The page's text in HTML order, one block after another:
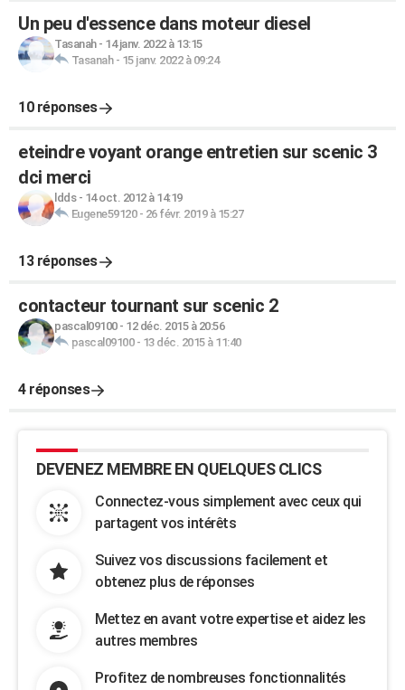
Un peu d'essence dans moteur diesel
Tasanah- 14 janv. 2022 à 13:15
Tasanah- 15 janv. 2022 à 09:24
10 réponses
eteindre voyant orange entretien sur scenic 3
dci merci
ldds- 14 oct. 2012 à 14:19
Eugene59120- 26 févr. 2019 à 15:27
13 réponses
contacteur tournant sur scenic 2
pascal09100- 12 déc. 2015 à 20:56
pascal09100- 13 déc. 2015 à 11:40
4 réponses
DEVENEZ MEMBRE EN QUELQUES CLICS
Connectez-vous simplement avec ceux qui
partagent vos intérêts
Suivez vos discussions facilement et
obtenez plus de réponses
Mettez en avant votre expertise et aidez les
autres membres
Profitez de nombreuses fonctionnalités